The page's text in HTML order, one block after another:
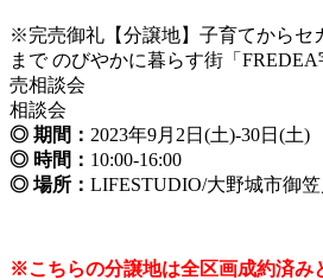
※完売御礼【分譲地】子育てからセ
まで のびやかに暮らす街「FREDEA
売相談会
相談会
◎ 期間： 2023年9月2日(土)-30日(土)
◎ 時間： 10:00-16:00
◎ 場所： LIFESTUDIO/大野城市御笠
※こちらの分譲地は全区画成約済み